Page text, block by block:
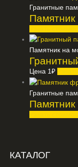
Гранитные
Памятник на
Цена 1₽
Гранитные
КАТАЛОГ